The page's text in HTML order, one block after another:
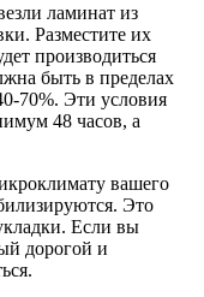
ламинат из
Разместите их
производиться
быть в пределах
70%. Эти условия
48 часов, а
вашего
Это
Если вы
дорогой и